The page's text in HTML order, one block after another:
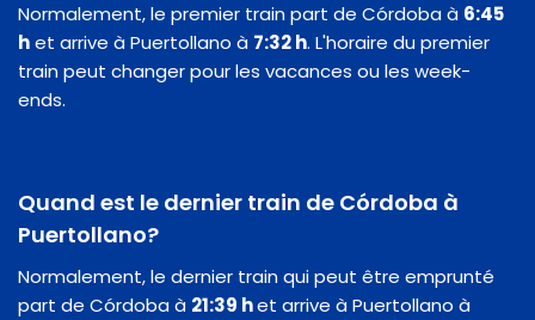
Normalement, le premier train part de Córdoba à 6:45
het arrive à Puertollano à 7:32 h. L'horaire du premier
train peut changer pour les vacances ou les week-
ends.
Quand est le dernier train de Córdoba à
Puertollano?
Normalement, le dernier train qui peut être emprunté
part de Córdoba à 21:39 het arrive à Puertollano à